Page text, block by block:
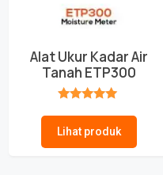
Alat Ukur Kadar Air
Tanah ETP300
Lihat produk